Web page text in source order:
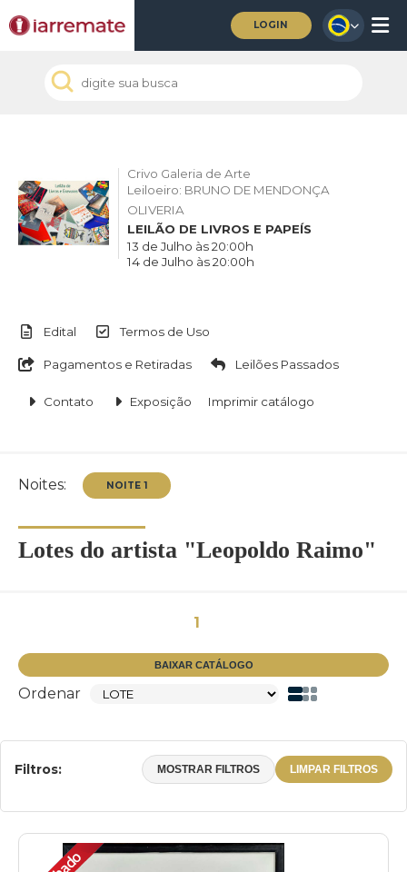
LOGIN
Crivo Galeria de Arte
Leiloeiro: BRUNO DE MENDONÇA
OLIVERIA
LEILÃO DE LIVROS E PAPEÍS
13 de Julho às 20:00h
14 de Julho às 20:00h
Edital Termos de Uso
Pagamentos e Retiradas Leilões Passados
Contato Exposição Imprimir catálogo
Noites:
Lotes do artista "Leopoldo Raimo"
1
BAIXAR CATÁLOGO
Ordenar
Filtros: MOSTRAR FILTROS LIMPAR FILTROS